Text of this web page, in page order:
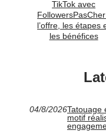
TikTok avec
l’offre, les étapes
les bénéfices
04/8/2026Tatouage
motif